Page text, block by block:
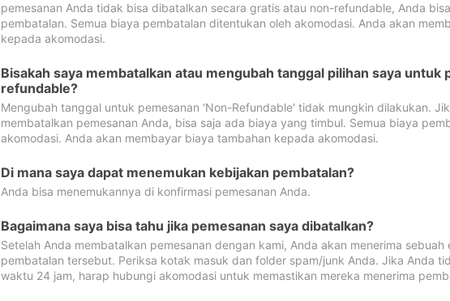
pemesanan Anda tidak bisa dibatalkan secara gratis atau non-refundable, Anda
pembatalan. Semua biaya pembatalan ditentukan oleh akomodasi. Anda akan
kepada akomodasi.
Bisakah saya membatalkan atau mengubah tanggal pilihan saya untuk
refundable?
Mengubah tanggal untuk pemesanan 'Non-Refundable' tidak mungkin dilakukan.
membatalkan pemesanan Anda, bisa saja ada biaya yang timbul. Semua biaya
akomodasi. Anda akan membayar biaya tambahan kepada akomodasi.
Di mana saya dapat menemukan kebijakan pembatalan?
Anda bisa menemukannya di konfirmasi pemesanan Anda.
Bagaimana saya bisa tahu jika pemesanan saya dibatalkan?
Setelah Anda membatalkan pemesanan dengan kami, Anda akan menerima sebuah
pembatalan tersebut. Periksa kotak masuk dan folder spam/junk Anda. Jika Anda
waktu 24 jam, harap hubungi akomodasi untuk memastikan mereka menerima